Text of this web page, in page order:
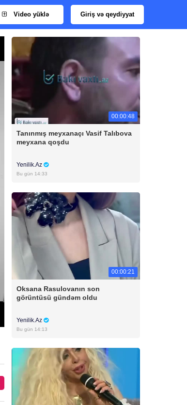
Video yüklə Giriş və qeydiyyat
00:00:48
Tanınmış meyxanaçı Vasif Talıbova
meyxana qoşdu
Yenilik.Az
Bu gün 14:33
00:00:21
Oksana Rasulovanın son
görüntüsü gündəm oldu
Yenilik.Az
Bu gün 14:13